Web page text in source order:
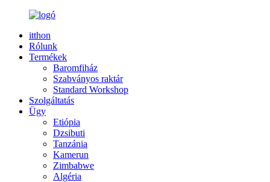
itthon
Rólunk
Termékek
Baromfiház
Szabványos raktár
Standard Workshop
Szolgáltatás
Ügy
Etiópia
Dzsibuti
Tanzánia
Kamerun
Zimbabwe
Algéria